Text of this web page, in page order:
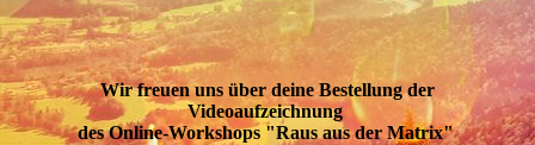
Wir freuen uns über deine Bestellung der
Videoaufzeichnung
des Online-Workshops "Raus aus der Matrix"